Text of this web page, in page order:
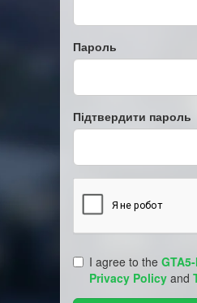
Пароль
Підтвердити пароль
I agree to the
Privacy Policy and